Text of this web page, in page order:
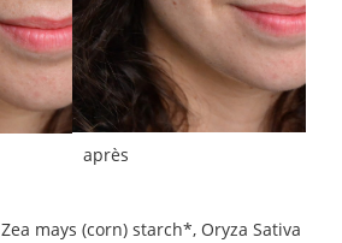
après
mays (corn) starch*, Oryza Sativa